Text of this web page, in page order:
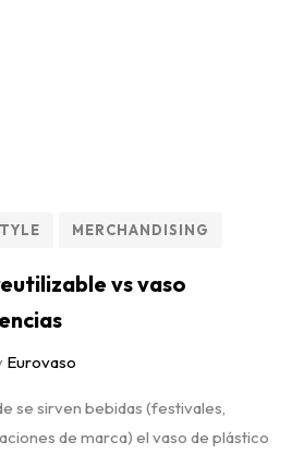
MERCHANDISING
vs vaso
Eurovaso
se sirven bebidas (festivales,
de marca) el vaso de plástico